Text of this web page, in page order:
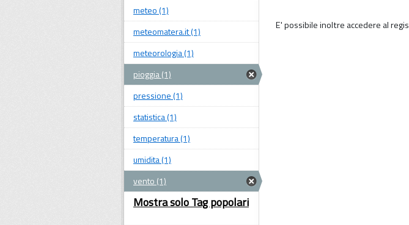
E' possibile inoltre accedere al
meteo (1)
meteomatera.it (1)
meteorologia (1)
pioggia (1)
pressione (1)
statistica (1)
temperatura (1)
umidita (1)
vento (1)
Mostra solo Tag popolari